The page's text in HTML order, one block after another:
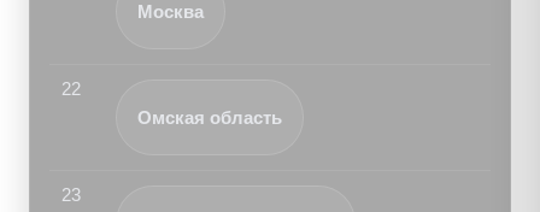
Москва
22
Омская область
23